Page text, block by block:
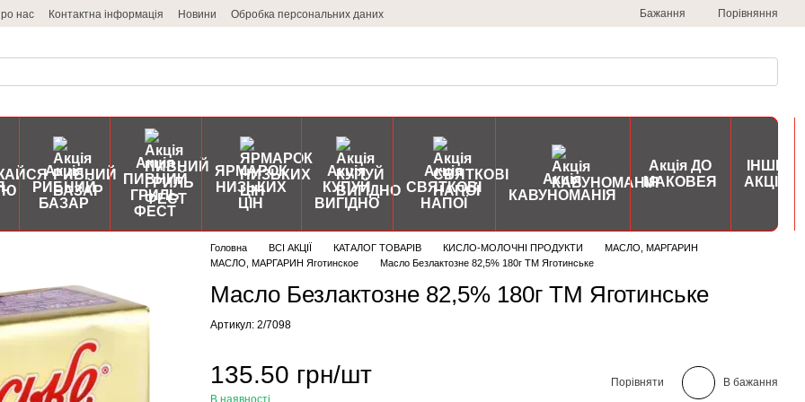
нас Контактна інформація Новини Обробка персональних даних Бажання Порівняння
Акція
РИБНИЙ
БАЗАР
Акція
ПИВНИЙ
ГРИЛЬ
ФЕСТ
ЯРМАРОК
НИЗЬКИХ
ЦІН
Акція
КУПУЙ
ВИГІДНО
Акція
СВЯТКОВІ
НАПОЇ
Акція
КАВУНОМАНІЯ
Акція ДО
МАКОВЕЯ
ІНШІ
АКЦІЇ
Головна ВСІ АКЦІЇ КАТАЛОГ ТОВАРІВ КИСЛО-МОЛОЧНІ ПРОДУКТИ
МАСЛО, МАРГАРИН
МАСЛО, МАРГАРИН Яготинское
Масло Безлактозне 82,5% 180г ТМ Яготинське
Масло Безлактозне 82,5% 180г ТМ Яготинське
Артикул: 2/7098
135.50 грн/шт
В наявності
Порівняти В бажання